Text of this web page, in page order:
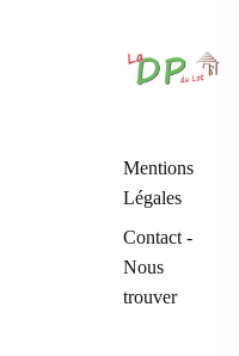
Mentions
Légales
Contact -
Nous
trouver